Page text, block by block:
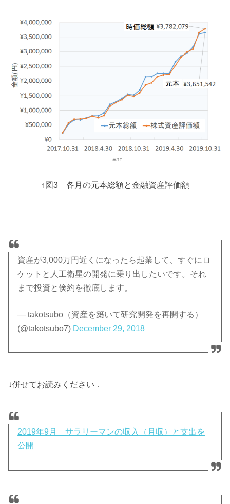
↑図3 各月の元本総額と金融資産評価額
資産が3,000万円近くになったら起業して、すぐにロ
ケットと人工衛星の開発に乗り出したいです。それ
まで投資と倹約を徹底します。
— takotsubo（資産を築いて研究開発を再開する）
(@takotsubo7) December 29, 2018
↓併せてお読みください．
2019年9月 サラリーマンの収入（月収）と支出を
公開